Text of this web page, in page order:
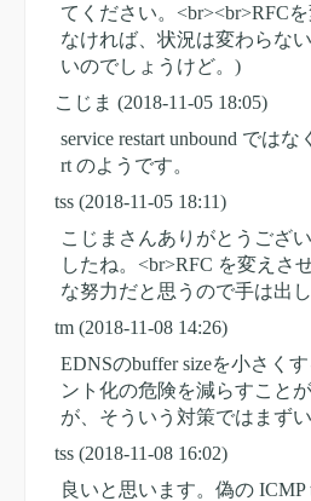
てください。<br><br>RFC
なければ、状況は変わらな
いのでしょうけど。)
こじま (2018-11-05 18:05)
service restart unbound ではな
rt のようです。
tss (2018-11-05 18:11)
こじまさんありがとうござ
したね。<br>RFC を変えさ
な努力だと思うので手は出し
tm (2018-11-08 14:26)
EDNSのbuffer sizeを小さく
ント化の危険を減らすこと
が、そういう対策ではまず
tss (2018-11-08 16:02)
良いと思います。偽の